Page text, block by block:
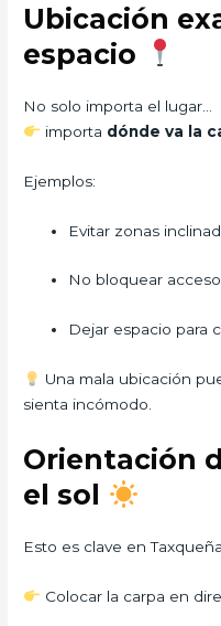
Ubicación
espacio
No solo importa el lugar…
importa dónde va la
Ejemplos:
Evitar zonas
No bloquear
Dejar espacio para
Una mala ubicación
sienta incómodo.
Orientación
el sol
Esto es clave en
Colocar la carpa en